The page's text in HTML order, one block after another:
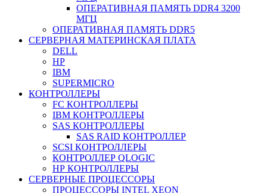
ОПЕРАТИВНАЯ ПАМЯТЬ DDR4 3200
МГЦ
ОПЕРАТИВНАЯ ПАМЯТЬ DDR5
СЕРВЕРНАЯ МАТЕРИНСКАЯ ПЛАТА
DELL
HP
IBM
SUPERMICRO
КОНТРОЛЛЕРЫ
FC КОНТРОЛЛЕРЫ
IBM КОНТРОЛЛЕРЫ
SAS КОНТРОЛЛЕРЫ
SAS RAID КОНТРОЛЛЕР
SCSI КОНТРОЛЛЕРЫ
КОНТРОЛЛЕР QLOGIC
НР КОНТРОЛЛЕРЫ
СЕРВЕРНЫЕ ПРОЦЕССОРЫ
ПРОЦЕССОРЫ INTEL XEON